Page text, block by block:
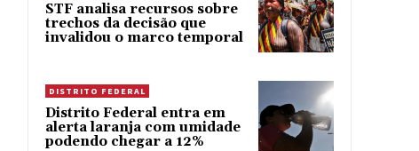
STF analisa recursos sobre
trechos da decisão que
invalidou o marco temporal
DISTRITO FEDERAL
Distrito Federal entra em
alerta laranja com umidade
podendo chegar a 12%